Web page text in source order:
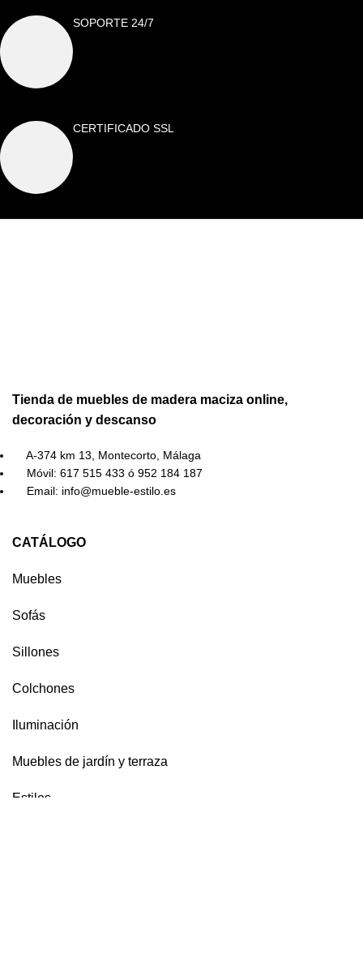
SOPORTE 24/7
CERTIFICADO SSL
Tienda de muebles de madera maciza online,
decoración y descanso
A-374 km 13, Montecorto, Málaga
Móvil: 617 515 433 ó 952 184 187
Email: info@mueble-estilo.es
CATÁLOGO
Muebles
Sofás
Sillones
Colchones
Iluminación
Muebles de jardín y terraza
Estilos